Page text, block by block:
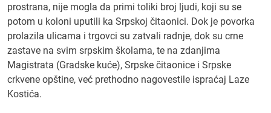
prostrana, nije mogla da primi toliki broj ljudi, koji su se
potom u koloni uputili ka Srpskoj čitaonici. Dok je povorka
prolazila ulicama i trgovci su zatvali radnje, dok su crne
zastave na svim srpskim školama, te na zdanjima
Magistrata (Gradske kuće), Srpske čitaonice i Srpske
crkvene opštine, već prethodno nagovestile ispraćaj Laze
Kostića.